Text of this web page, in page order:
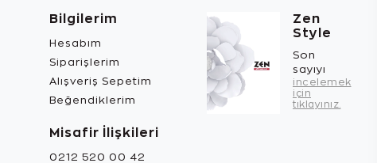
Bilgilerim
Hesabım
Siparişlerim
Alışveriş Sepetim
Beğendiklerim
Misafir İlişkileri
0212 520 00 42
Zen
Style
Son
sayıyı
incelemek
için
tıklayınız.